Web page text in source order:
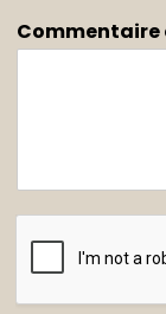
Commentaire